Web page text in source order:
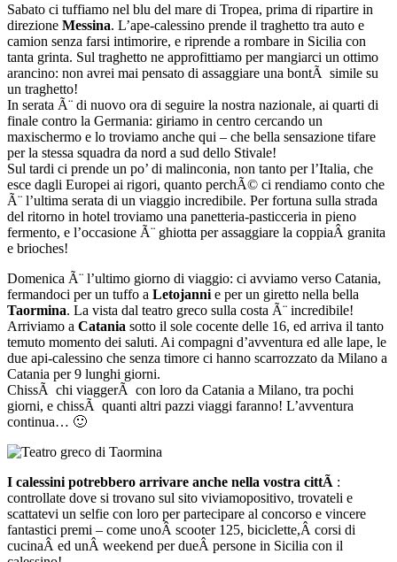
Sabato ci tuffiamo nel blu del mare di Tropea, prima di ripartire in
direzione Messina. L’ape-calessino prende il traghetto tra auto e
camion senza farsi intimorire, e riprende a rombare in Sicilia con
tanta grinta. Sul traghetto ne approfittiamo per mangiarci un ottimo
arancino: non avrei mai pensato di assaggiare una bontÃ simile su
un traghetto!
In serata Ã¨ di nuovo ora di seguire la nostra nazionale, ai quarti di
finale contro la Germania: giriamo in centro cercando un
maxischermo e lo troviamo anche qui – che bella sensazione tifare
per la stessa squadra da nord a sud dello Stivale!
Sul tardi ci prende un po’ di malinconia, non tanto per l’Italia, che
esce dagli Europei ai rigori, quanto perchÃ© ci rendiamo conto che
Ã¨ l’ultima serata di un viaggio incredibile. Per fortuna sulla strada
del ritorno in hotel troviamo una panetteria-pasticceria in pieno
fermento, e l’occasione Ã¨ ghiotta per assaggiare la coppiaÂ granita
e brioches!
Domenica Ã¨ l’ultimo giorno di viaggio: ci avviamo verso Catania,
fermandoci per un tuffo a Letojanni e per un giretto nella bella
Taormina. La vista dal teatro greco sulla costa Ã¨ incredibile!
Arriviamo a Catania sotto il sole cocente delle 16, ed arriva il tanto
temuto momento dei saluti. Ai compagni d’avventura ed alle lape, le
due api-calessino che senza timore ci hanno scarrozzato da Milano a
Catania per 9 lunghi giorni.
ChissÃ chi viaggerÃ con loro da Catania a Milano, tra pochi
giorni, e chissÃ quanti altri pazzi viaggi faranno! L’avventura
continua… 🙂
I calessini potrebbero arrivare anche nella vostra cittÃ :
controllate dove si trovano sul sito viviamopositivo, trovateli e
scattatevi un selfie con loro per partecipare al concorso e vincere
fantastici premi – come unoÂ scooter 125, biciclette,Â corsi di
cucinaÂ ed unÂ weekend per dueÂ persone in Sicilia con il